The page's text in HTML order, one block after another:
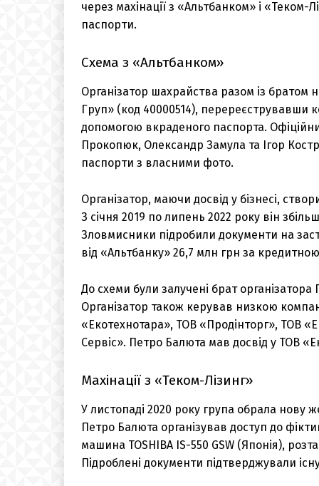
через махінації з «Альтбанком» і
паспорти.
Схема з «Альтбанком»
Організатор шахрайства разом із братом
Груп» (код 40000514), перереєструвавши
допомогою вкраденого паспорта.
Прокопюк, Олександр Замула та Ігор
паспорти з власними фото.
Організатор, маючи досвід у бізнесі,
З січня 2019 по липень 2022 року він
Зловмисники підробили документи на
від «Альтбанку» 26,7 млн грн за
До схеми були залучені брат
Організатор також керував низкою
«Екотехнотара», ТОВ «Продінторг», ТОВ
Сервіс». Петро Балюта мав досвід у ТОВ
Махінації з «Теком-Лізинг»
У листопаді 2020 року група обрала нову
Петро Балюта організував доступ до
машина TOSHIBA IS-550 GSW (Японія),
Підроблені документи підтверджували